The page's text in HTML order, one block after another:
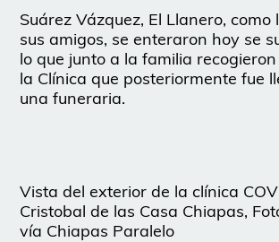
Suárez Vázquez, El Llanero, como
sus amigos, se enteraron hoy se
lo que junto a la familia
la Clínica que posteriormente fue
una funeraria.
Vista del exterior de la clínica
Cristobal de las Casa Chiapas,
vía Chiapas Paralelo